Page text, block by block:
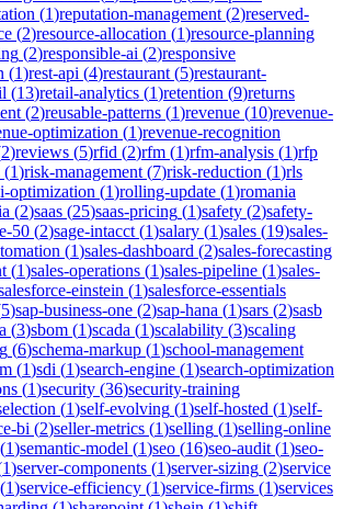
(1)reputation-management (2)reserved-
(2)resource-allocation (1)resource-planning
(2)responsible-ai (2)responsive
(1)rest-api (4)restaurant (5)restaurant-
(13)retail-analytics (1)retention (9)returns
(2)reusable-patterns (1)revenue (10)revenue-
optimization (1)revenue-recognition
2)reviews (5)rfid (2)rfm (1)rfm-analysis (1)rfp
(1)risk-management (7)risk-reduction (1)rls
optimization (1)rolling-update (1)romania
(2)saas (25)saas-pricing (1)safety (2)safety-
50 (2)sage-intacct (1)salary (1)sales (19)sales-
(1)sales-dashboard (2)sales-forecasting
(1)sales-operations (1)sales-pipeline (1)sales-
einstein (1)salesforce-essentials
5)sap-business-one (2)sap-hana (1)sars (2)sasb
(3)sbom (1)scada (1)scalability (3)scaling
(6)schema-markup (1)school-management
(1)sdi (1)search-engine (1)search-optimization
(1)security (36)security-training
(1)self-evolving (1)self-hosted (1)self-
bi (2)seller-metrics (1)selling (1)selling-online
(1)semantic-model (1)seo (16)seo-audit (1)seo-
1)server-components (1)server-sizing (2)service
(1)service-efficiency (1)service-firms (1)services